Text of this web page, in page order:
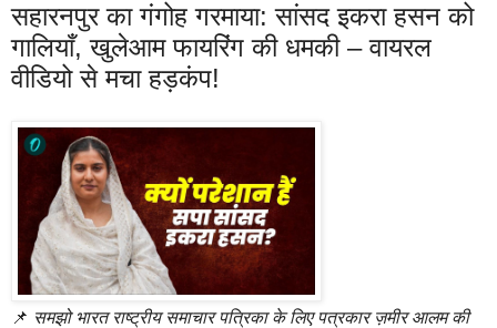
सहारनपुर का गंगोह गरमाया: सांसद इकरा हसन को
गालियाँ, खुलेआम फायरिंग की धमकी – वायरल
वीडियो से मचा हड़कंप!
📌 समझो भारत राष्ट्रीय समाचार पत्रिका के लिए पत्रकार ज़मीर आलम की